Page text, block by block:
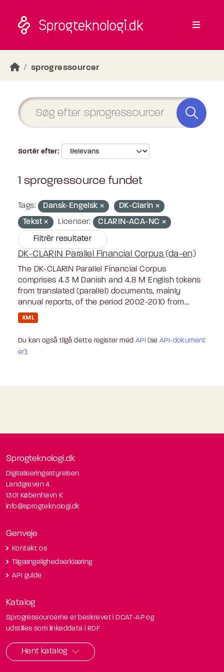
sprogressourcer
Sortér efter
1 sprogressource fundet
Tags: Dansk-Engelsk
DK-Clarin
Tekst
Licenser: CLARIN-ACA-NC
Filtrér resultater
DK-CLARIN Parallel Financial Corpus (da-en)
The DK-CLARIN Parallel Financial Corpus
comprises 4.3 M Danish and 4.8 M English tokens
from translated (parallel) documents, mainly
annual reports, of the period 2002-2010 from...
XML
Du kan også tilgå dette register med API (seAPI-dokument
er).
Sprogteknologi.dk
Digitaliseringsstyrelsen
Landgreven 4
1301 København K
info@sprogteknologi.dk
Genveje
Kontakt os
Tilgængelighedserklæring
API guide
Katalog
Sprogressourcerne er beskrevet i DCAT-AP og
udstilles som linkeddata i RDF
Hent katalog